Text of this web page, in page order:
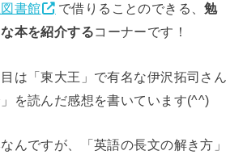
書館 で借りることのできる、勉
本を紹介するコーナーです！
は「東大王」で有名な伊沢拓司さん
を読んだ感想を書いています(^^)
んですが、「英語の長文の解き方」